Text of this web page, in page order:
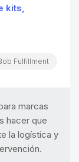
kits,
Fulfillment
marcas
hacer que
la logística y